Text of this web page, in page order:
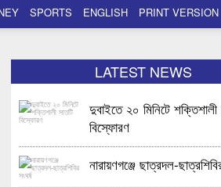
SPORTS ENGLISH PRINT VERSION
LATEST NEWS
দুবাইতে ২০ মিনিটে শক্তিশালী
বিস্ফোরণ
নারায়ণগঞ্জে ছাত্রদল-